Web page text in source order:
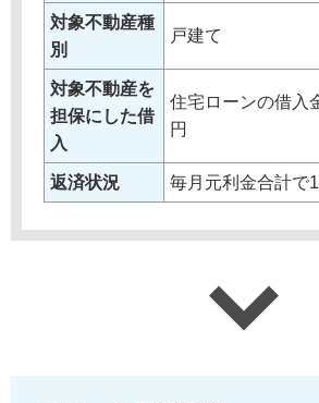
対象不動産種
別
戸建て
対象不動産を
担保にした借
入
住宅ローンの借入
円
返済状況 毎月元利金合計で